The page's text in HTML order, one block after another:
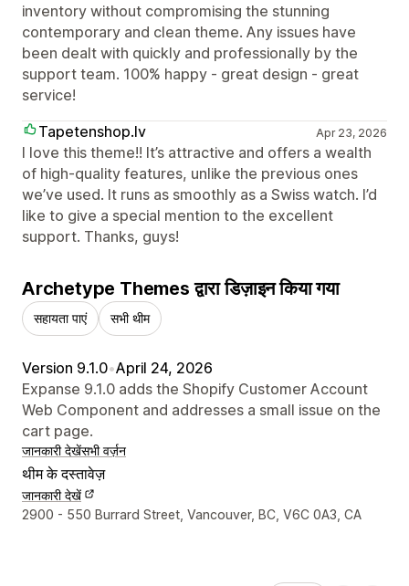
inventory without compromising the stunning
contemporary and clean theme. Any issues have
been dealt with quickly and professionally by the
support team. 100% happy - great design - great
service!
Tapetenshop.lv
Apr 23, 2026
I love this theme!! It’s attractive and offers a wealth
of high-quality features, unlike the previous ones
we’ve used. It runs as smoothly as a Swiss watch. I’d
like to give a special mention to the excellent
support. Thanks, guys!
Archetype Themes द्वारा डिज़ाइन किया गया
सहायता पाएं सभी थीम
Version 9.1.0•April 24, 2026
Expanse 9.1.0 adds the Shopify Customer Account
Web Component and addresses a small issue on the
cart page.
जानकारी देखेंसभी वर्ज़न
थीम के दस्तावेज़
जानकारी देखें
डिज़ाइनर के संपर्क की जानकारी
2900 - 550 Burrard Street, Vancouver, BC, V6C 0A3, CA